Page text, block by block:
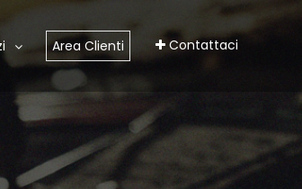
Area Clienti Contattaci